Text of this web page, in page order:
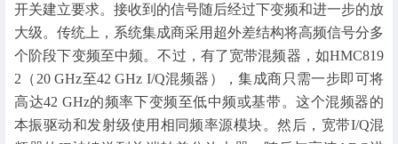
开关建立要求。接收到的信号随后经过下变频和进一步的放
大级。传统上，系统集成商采用超外差结构将高频信号分多
个阶段下变频至中频。不过，有了宽带混频器，如HMC819
2（20 GHz至42 GHz I/Q混频器），集成商只需一步即可将
高达42 GHz的频率下变频至低中频或基带。这个混频器的
本振驱动和发射级使用相同频率源模块。然后，宽带I/Q混